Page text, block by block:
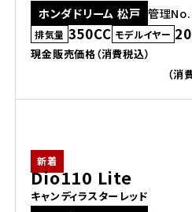
ホンダドリーム 松戸 管理
排気量 350CC モデルイヤー
現金販売価格（消費税込）
（
新着
Dio110 Lite
キャンディラスターレッド